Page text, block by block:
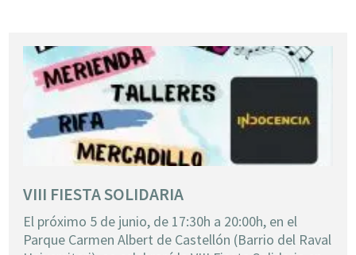
VIII FIESTA SOLIDARIA
El próximo 5 de junio, de 17:30h a 20:00h, en el
Parque Carmen Albert de Castellón (Barrio del Raval